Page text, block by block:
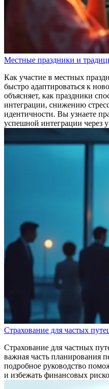
Местные праздники и
Как участие в местных
быстро адаптироваться к
объясняет, как праздники
интеграции, снижению
идентичности. Вы узнаете
успешной интеграции через
Страхование для частых
Страхование для частных
важная часть планирования
подробное руководство
и избежать финансовых